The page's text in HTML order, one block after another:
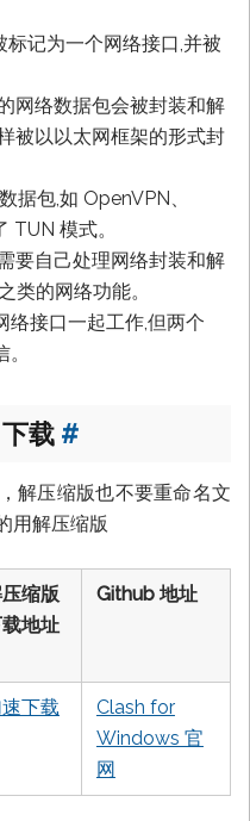
记为一个网络接口,并被
网络数据包会被封装和解
被以以太网框架的形式封
据包,如 OpenVPN、
TUN 模式。
要自己处理网络封装和解
类的网络功能。
络接口一起工作,但两个
载 #
解压缩版也不要重命名文
用解压缩版
缩版
地址
Github 地址
下载
Clash for
Windows 官
网